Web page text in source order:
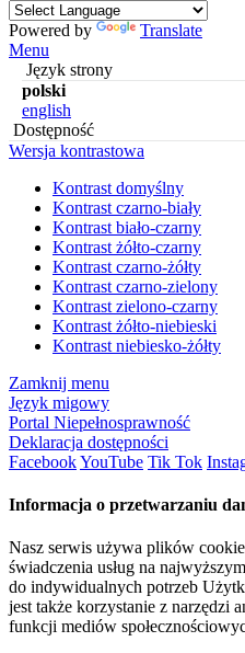
Powered by
Translate
Menu
Język strony
polski
english
Dostępność
Wersja kontrastowa
Kontrast domyślny
Kontrast czarno-biały
Kontrast biało-czarny
Kontrast żółto-czarny
Kontrast czarno-żółty
Kontrast czarno-zielony
Kontrast zielono-czarny
Kontrast żółto-niebieski
Kontrast niebiesko-żółty
Zamknij menu
Język migowy
Portal Niepełnosprawność
Deklaracja dostępności
FacebookYouTube Tik Tok
Informacja o przetwarzaniu
Nasz serwis używa plików
świadczenia usług na
do indywidualnych potrzeb
jest także korzystanie z narzędzi
funkcji mediów